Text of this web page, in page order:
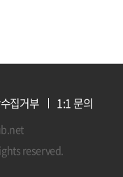
집거부 1:1 문의
reserved.